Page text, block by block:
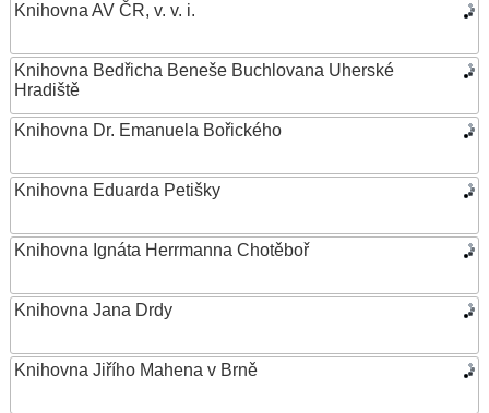
Knihovna AV ČR, v. v. i.
Knihovna Bedřicha Beneše Buchlovana Uherské
Hradiště
Knihovna Dr. Emanuela Bořického
Knihovna Eduarda Petišky
Knihovna Ignáta Herrmanna Chotěboř
Knihovna Jana Drdy
Knihovna Jiřího Mahena v Brně